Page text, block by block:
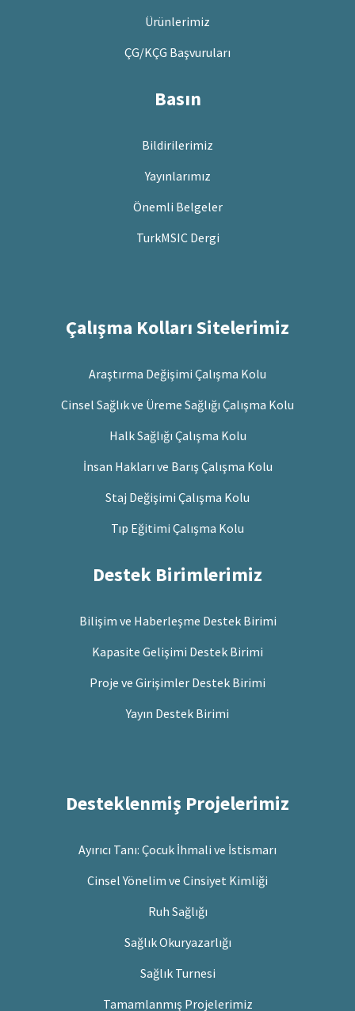
Ürünlerimiz
ÇG/KÇG Başvuruları
Basın
Bildirilerimiz
Yayınlarımız
Önemli Belgeler
TurkMSIC Dergi
Çalışma Kolları Sitelerimiz
Araştırma Değişimi Çalışma Kolu
Cinsel Sağlık ve Üreme Sağlığı Çalışma Kolu
Halk Sağlığı Çalışma Kolu
İnsan Hakları ve Barış Çalışma Kolu
Staj Değişimi Çalışma Kolu
Tıp Eğitimi Çalışma Kolu
Destek Birimlerimiz
Bilişim ve Haberleşme Destek Birimi
Kapasite Gelişimi Destek Birimi
Proje ve Girişimler Destek Birimi
Yayın Destek Birimi
Desteklenmiş Projelerimiz
Ayırıcı Tanı: Çocuk İhmali ve İstismarı
Cinsel Yönelim ve Cinsiyet Kimliği
Ruh Sağlığı
Sağlık Okuryazarlığı
Sağlık Turnesi
Tamamlanmış Projelerimiz